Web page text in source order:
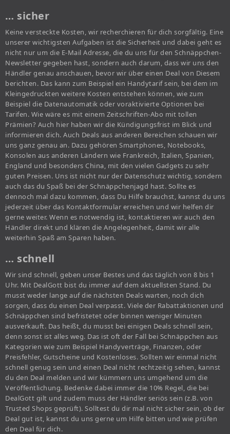
… sicher
Keine versteckte Kosten, wir recherchieren für dich sorgfältig. Eine
unserer wichtigsten Aufgaben ist die Sicherheit und dabei geht es
nicht nur um die E-Mail Adresse, die du uns für den Schnäppchen-
Newsletter gegeben hast, sondern auch darum, dass wir uns den
Händler genau anschauen, bevor wir über einen Deal von Diesem
berichten. Das kann zum Beispiel ein Handytarif sein, bei dem im
Kleingedruckten weitere Kosten entstehen können, wie zum
Beispiel die Datenautomatik oder voraktivierte Optionen bei
Tarifen. Wie wäre es mit einem Zeitschriften-Abo mit tollen
Prämien? Auch hier haben wir die Kündigungsfrist im Blick und
informieren dich. Auch Deals aus anderen Bereichen schauen wir
uns ganz genau an. Dazu gehören Smartphones, Notebooks,
Konsolen aus anderen Ländern wie Frankreich, Italien, Spanien,
England und besonders China, mit den vielen Gadgets zu sehr
guten Preisen. Uns ist nicht nur der Datenschutz wichtig, sondern
auch das du Spaß bei der Schnäppchenjagd hast. Sollte es
dennoch mal dazu kommen, dass Du Hilfe brauchst, kannst du uns
jederzeit über das Kontaktformular erreichen und wir helfen dir
gerne weiter. Wenn es notwendig ist, kontaktieren wir auch den
Händler direkt und klären die Angelegenheit, damit wir alle
weiterhin Spaß am Sparen haben.
… schnell
Wir sind schnell, geben unser Bestes und das täglich von 8 bis 1
Uhr. Mit DealGott bist du immer auf dem aktuellsten Stand. Du
musst weder lange auf die nächsten Deals warten, noch dich
sorgen, dass du einen Deal verpasst. Viele der Rabattaktionen und
Schnäppchen sind befristetet oder binnen weniger Minuten
ausverkauft. Das heißt, du musst bei einigen Deals schnell sein,
denn sonst ist alles weg. Das ist oft der Fall bei Schnäppchen aus
Kategorien wie zum Beispiel Handyverträge, Finanzen, oder
Preisfehler, Gutscheine und Kostenloses. Sollten wir einmal nicht
schnell genug sein und einen Deal nicht rechtzeitig sehen, kannst
du den Deal melden und wir kümmern uns umgehend um die
Veröffentlichung. Bedenke dabei immer die 10% Regel, die bei
DealGott gilt und zudem muss der Händler seriös sein (z.B. von
Trusted Shops geprüft). Solltest du dir mal nicht sicher sein, ob der
Deal gut ist, kannst du uns gerne um Hilfe bitten und wie prüfen
den Deal für dich.